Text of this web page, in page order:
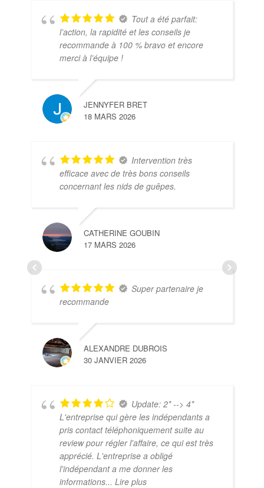
Tout a été parfait:
l’action, la rapidité et les conseils je
recommande à 100 % bravo et encore
merci à l’équipe !
JENNYFER BRET
18 MARS 2026
Intervention très
efficace avec de très bons conseils
concernant les nids de guêpes.
CATHERINE GOUBIN
17 MARS 2026
Super partenaire je
recommande
ALEXANDRE DUBROIS
30 JANVIER 2026
Update: 2* --> 4*
L'entreprise qui gère les indépendants a
pris contact téléphoniquement suite au
review pour régler l'affaire, ce qui est très
apprécié. L'entreprise a obligé
l'indépendant a me donner les
informations... Lire plus